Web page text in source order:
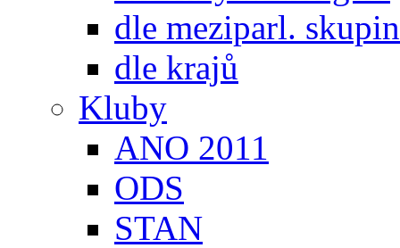
dle meziparl. skupin
dle krajů
Kluby
ANO 2011
ODS
STAN